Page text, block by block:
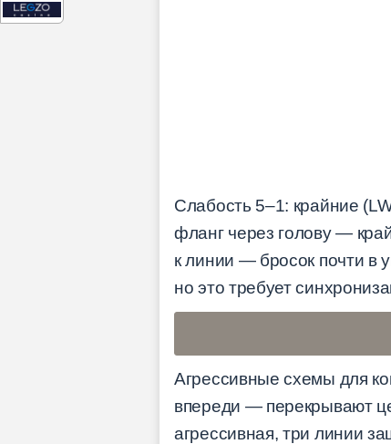
Слабость 5–1: крайние
фланг через голову —
к линии — бросок почти в
но это требует
Агрессивные схемы для
впереди — перекрывают
агрессивная, три линии